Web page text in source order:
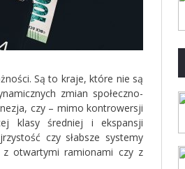
Są to kraje, które nie są
zmian społeczno-
czy – mimo kontrowersji
klasy średniej i ekspansji
czy słabsze systemy
z otwartymi ramionami czy z